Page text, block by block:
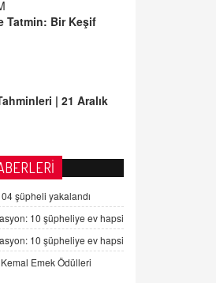
| 21 Aralık
Yaşam ile İlgili
ve dijital
şüpheli yakalandı
10 şüpheliye ev hapsi
10 şüpheliye ev hapsi
Emek Ödülleri